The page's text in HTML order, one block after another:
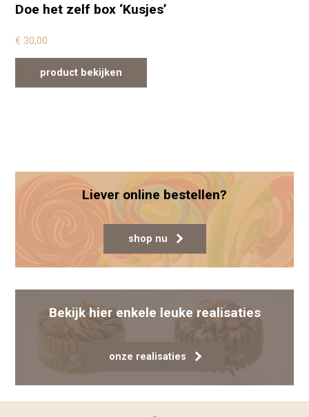
Doe het zelf box ‘Kusjes’
€ 30,00
product bekijken
Liever online bestellen?
shop nu
Bekijk hier enkele leuke realisaties
onze realisaties